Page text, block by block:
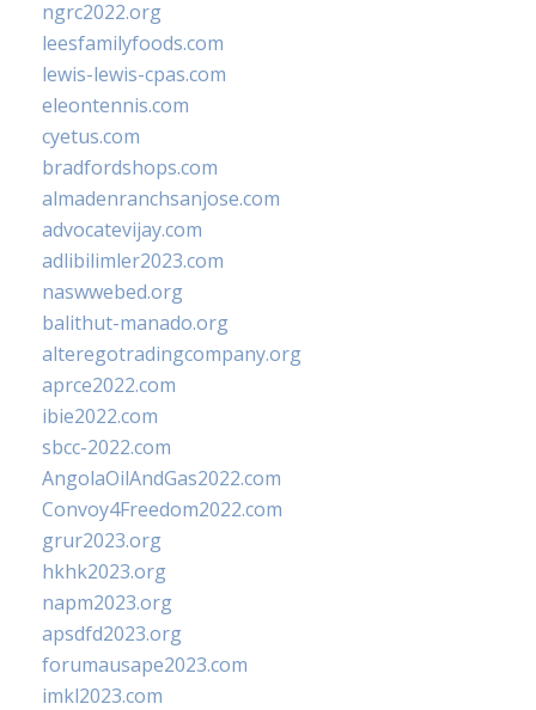
ngrc2022.org
leesfamilyfoods.com
lewis-lewis-cpas.com
eleontennis.com
cyetus.com
bradfordshops.com
almadenranchsanjose.com
advocatevijay.com
adlibilimler2023.com
naswwebed.org
balithut-manado.org
alteregotradingcompany.org
aprce2022.com
ibie2022.com
sbcc-2022.com
AngolaOilAndGas2022.com
Convoy4Freedom2022.com
grur2023.org
hkhk2023.org
napm2023.org
apsdfd2023.org
forumausape2023.com
imkl2023.com